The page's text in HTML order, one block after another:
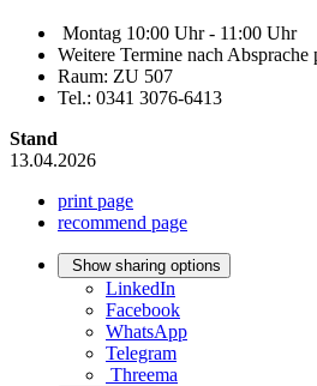
Montag 10:00 Uhr - 11:00 Uhr
Weitere Termine nach
Raum: ZU 507
Tel.: 0341 3076-6413
Stand
13.04.2026
print page
recommend page
Show sharing options
LinkedIn
Facebook
WhatsApp
Telegram
Threema